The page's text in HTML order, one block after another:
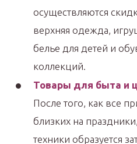
осуществляются
верхняя одежда,
белье для детей и
коллекций.
Товары для быта и
После того, как все
близких на
техники образуется